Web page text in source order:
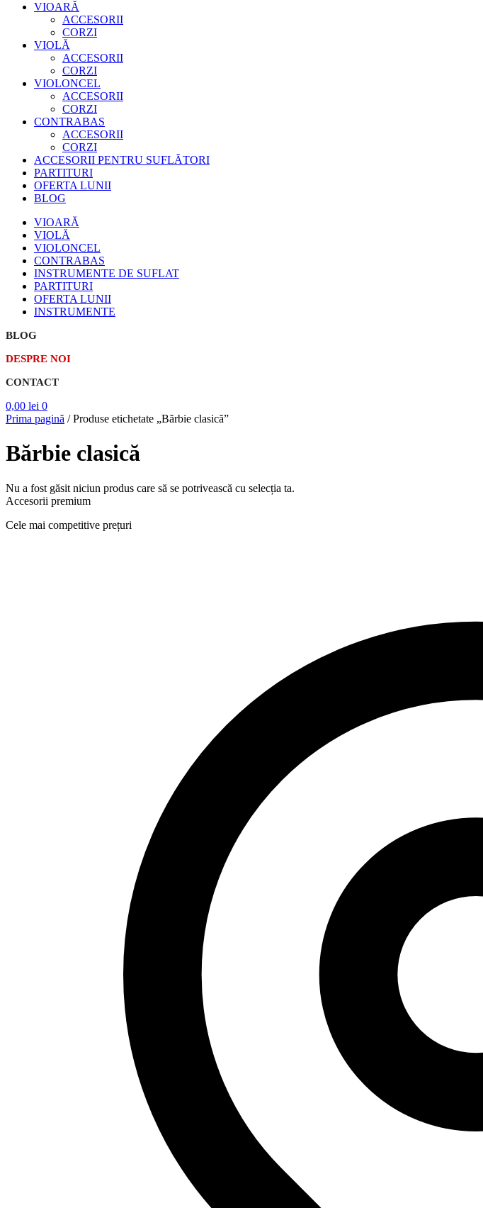
VIOARĂ
ACCESORII
CORZI
VIOLĂ
ACCESORII
CORZI
VIOLONCEL
ACCESORII
CORZI
CONTRABAS
ACCESORII
CORZI
ACCESORII PENTRU SUFLĂTORI
PARTITURI
OFERTA LUNII
BLOG
VIOARĂ
VIOLĂ
VIOLONCEL
CONTRABAS
INSTRUMENTE DE SUFLAT
PARTITURI
OFERTA LUNII
INSTRUMENTE
BLOG
DESPRE NOI
CONTACT
0,00 lei 0
Prima pagină /Produse etichetate „Bărbie clasică”
Bărbie clasică
Nu a fost găsit niciun produs care să se potrivească cu selecția ta.
Accesorii premium
Cele mai competitive prețuri